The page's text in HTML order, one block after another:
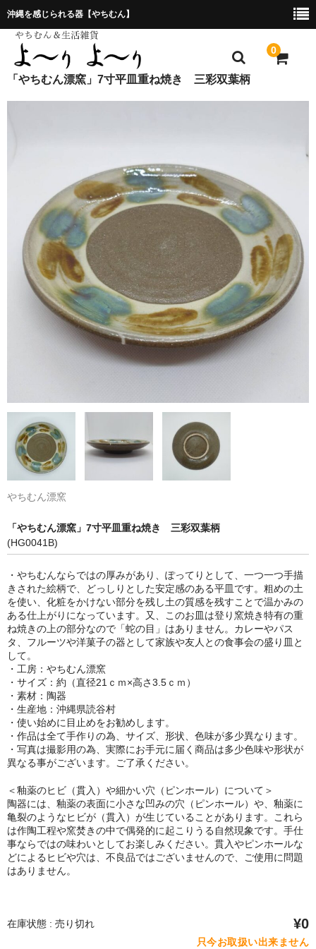
沖縄を感じられる器【やちむん】
0
「やちむん漂窯」7寸平皿重ね焼き 三彩双葉柄
やちむん漂窯
「やちむん漂窯」7寸平皿重ね焼き 三彩双葉柄
(HG0041B)
・やちむんならではの厚みがあり、ぽってりとして、一つ一つ手描
きされた絵柄で、どっしりとした安定感のある平皿です。粗めの土
を使い、化粧をかけない部分を残し土の質感を残すことで温かみの
ある仕上がりになっています。又、このお皿は登り窯焼き特有の重
ね焼きの上の部分なので「蛇の目」はありません。カレーやパス
タ、フルーツや洋菓子の器として家族や友人との食事会の盛り皿と
して。
・工房：やちむん漂窯
・サイズ：約（直径21ｃｍ×高さ3.5ｃｍ）
・素材：陶器
・生産地：沖縄県読谷村
・使い始めに目止めをお勧めします。
・作品は全て手作りの為、サイズ、形状、色味が多少異なります。
・写真は撮影用の為、実際にお手元に届く商品は多少色味や形状が
異なる事がございます。ご了承ください。
＜釉薬のヒビ（貫入）や細かい穴（ピンホール）について＞
陶器には、釉薬の表面に小さな凹みの穴（ピンホール）や、釉薬に
亀裂のようなヒビが（貫入）が生じていることがあります。これら
は作陶工程や窯焚きの中で偶発的に起こりうる自然現象です。手仕
事ならではの味わいとしてお楽しみください。貫入やピンホールな
どによるヒビや穴は、不良品ではございませんので、ご使用に問題
はありません。
在庫状態 : 売り切れ ¥0
只今お取扱い出来ません